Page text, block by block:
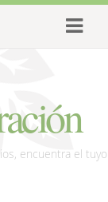
encuentra el tuyo